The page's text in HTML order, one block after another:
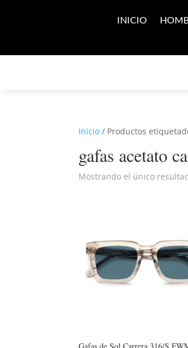
INICIO
Inicio / Productos
gafas acetato
Mostrando el único